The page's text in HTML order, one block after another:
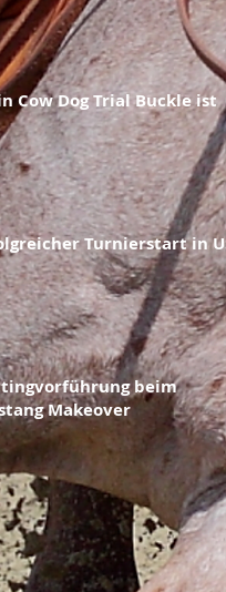
Cow Dog Trial Buckle ist
Turnierstart in
beim
Makeover